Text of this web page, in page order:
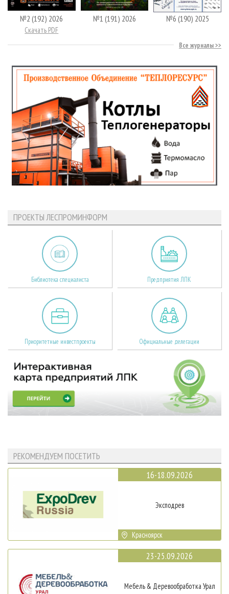
№2 (192) 2026
Скачать PDF
№1 (191) 2026 №6 (190) 2025
Все журналы
ПРОЕКТЫ ЛЕСПРОМИНФОРМ
Библиотека специалиста Предприятия ЛПК
Приоритетные инвестпроекты Официальные делегации
РЕКОМЕНДУЕМ ПОСЕТИТЬ
16-18.09.2026
Эксподрев
Красноярск
23-25.09.2026
Мебель & Деревообработка Урал